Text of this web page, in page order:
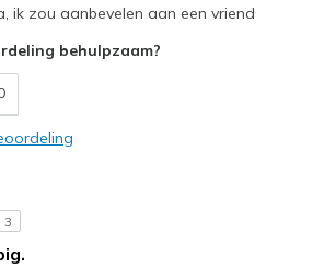
ik zou aanbevelen aan een vriend
behulpzaam?
3